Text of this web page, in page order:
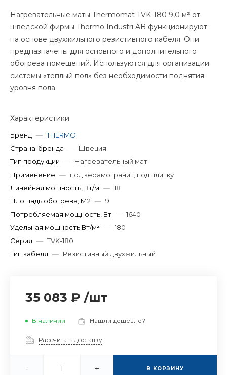
Нагревательные маты Thermomat TVK-180 9,0 м² от
шведской фирмы Thermo Industri AB функционируют
на основе двухжильного резистивного кабеля. Они
предназначены для основного и дополнительного
обогрева помещений. Используются для организации
системы «теплый пол» без необходимости поднятия
уровня пола.
Характеристики
Бренд — THERMO
Страна-бренда — Швеция
Тип продукции — Нагревательный мат
Применение — под керамогранит, под плитку
Линейная мощность, Вт/м — 18
Площадь обогрева, М2 — 9
Потребляемая мощность, Вт — 1640
Удельная мощность Вт/м² — 180
Серия — TVK-180
Тип кабеля — Резистивный двухжильный
35 083 ₽ /шт
В наличии Нашли дешевле?
Рассчитать доставку
- + В КОРЗИНУ